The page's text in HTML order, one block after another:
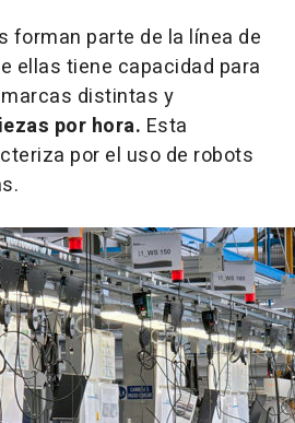
forman parte de la línea de
ellas tiene capacidad para
distintas y
por hora. Esta
por el uso de robots